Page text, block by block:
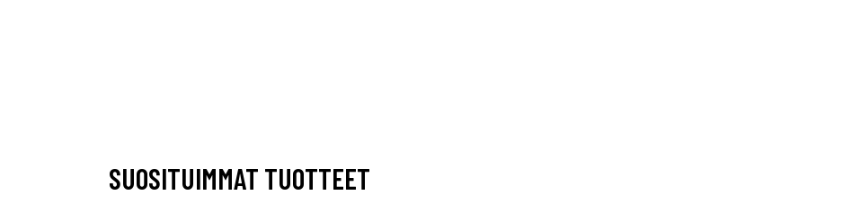
SUOSITUIMMAT TUOTTEET